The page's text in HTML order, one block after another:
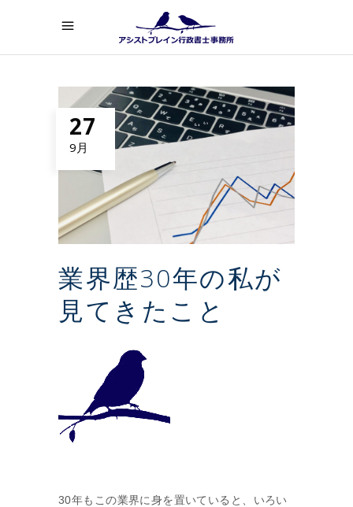
27
9月
業界歴30年の私が
見てきたこと
30年もこの業界に身を置いていると、いろい